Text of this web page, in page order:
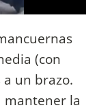
(con
un brazo.
mantener la